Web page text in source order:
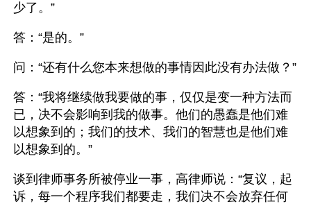
少了。”
答：“是的。”
问：“还有什么您本来想做的事情因此没有办法做？”
答：“我将继续做我要做的事，仅仅是变一种方法而
已，决不会影响到我的做事。他们的愚蠢是他们难
以想象到的；我们的技术、我们的智慧也是他们难
以想象到的。”
谈到律师事务所被停业一事，高律师说：“复议，起
诉，每一个程序我们都要走，我们决不会放弃任何